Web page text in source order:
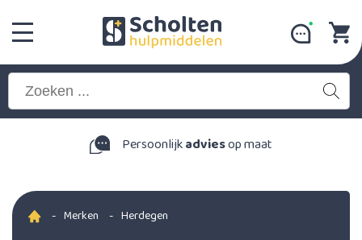
Persoonlijkadviesop maat
- Merken - Herdegen